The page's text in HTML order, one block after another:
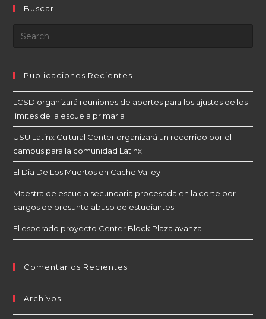
Buscar
Publicaciones Recientes
LCSD organizará reuniones de aportes para los ajustes de los
límites de la escuela primaria
USU Latinx Cultural Center organizará un recorrido por el
campus para la comunidad Latinx
El Dia De Los Muertos en Cache Valley
Maestra de escuela secundaria procesada en la corte por
cargos de presunto abuso de estudiantes
El esperado proyecto Center Block Plaza avanza
Comentarios Recientes
Archivos